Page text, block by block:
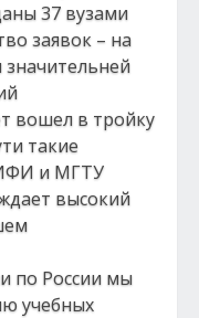
37 вузами
заявок – на
значительней
вошел в тройку
такие
и МГТУ
высокий
по России мы
учебных